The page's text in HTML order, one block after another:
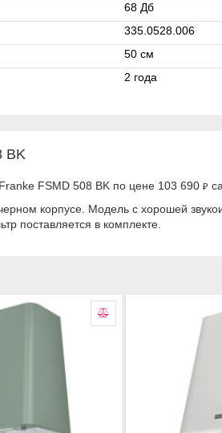
68 Дб
335.0528.006
50 см
2 года
BK
FSMD 508 BK по цене 103 690 ₽
корпусе. Модель с хорошей
поставляется в комплекте.